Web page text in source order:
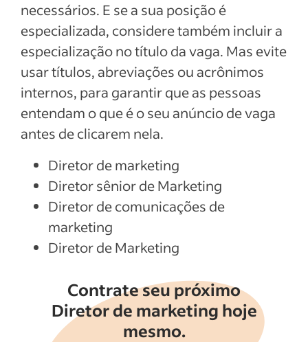
necessários. E se a sua posição é
especializada, considere também incluir a
especialização no título da vaga. Mas evite
usar títulos, abreviações ou acrônimos
internos, para garantir que as pessoas
entendam o que é o seu anúncio de vaga
antes de clicarem nela.
Diretor de marketing
Diretor sênior de Marketing
Diretor de comunicações de
marketing
Diretor de Marketing
Contrate seu próximo
Diretor de marketing hoje
mesmo.